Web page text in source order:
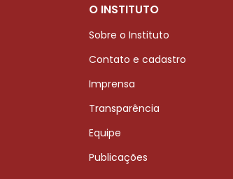
O INSTITUTO
Sobre o Instituto
Contato e cadastro
Imprensa
Transparência
Equipe
Publicações